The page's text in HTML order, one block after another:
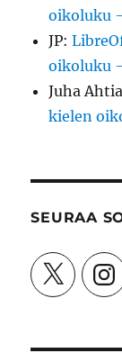
oikoluku
JP:
oikoluku
Juha
kielen
SEURAA
X